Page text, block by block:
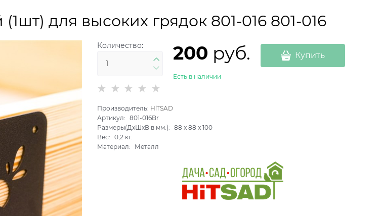
для высоких грядок 801-016 801-016
Количество: 200 руб.
Есть в наличии
Купить
Производитель: HiTSAD
Артикул:
801-016Br
Размеры(ДхШхВ в мм.):
88 x88 x100
Вес:
0,2 кг.
Материал:
Металл